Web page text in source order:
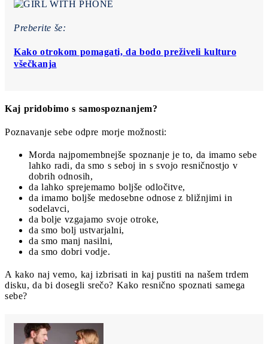
Preberite še:
Kako otrokom pomagati, da bodo preživeli kulturo
všečkanja
Kaj pridobimo s samospoznanjem?
Poznavanje sebe odpre morje možnosti:
Morda najpomembnejše spoznanje je to, da imamo sebe
lahko radi, da smo s seboj in s svojo resničnostjo v
dobrih odnosih,
da lahko sprejemamo boljše odločitve,
da imamo boljše medosebne odnose z bližnjimi in
sodelavci,
da bolje vzgajamo svoje otroke,
da smo bolj ustvarjalni,
da smo manj nasilni,
da smo dobri vodje.
A kako naj vemo, kaj izbrisati in kaj pustiti na našem trdem
disku, da bi dosegli srečo? Kako resnično spoznati samega
sebe?